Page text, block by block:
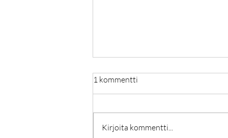
1 kommentti
Kirjoita kommentti...